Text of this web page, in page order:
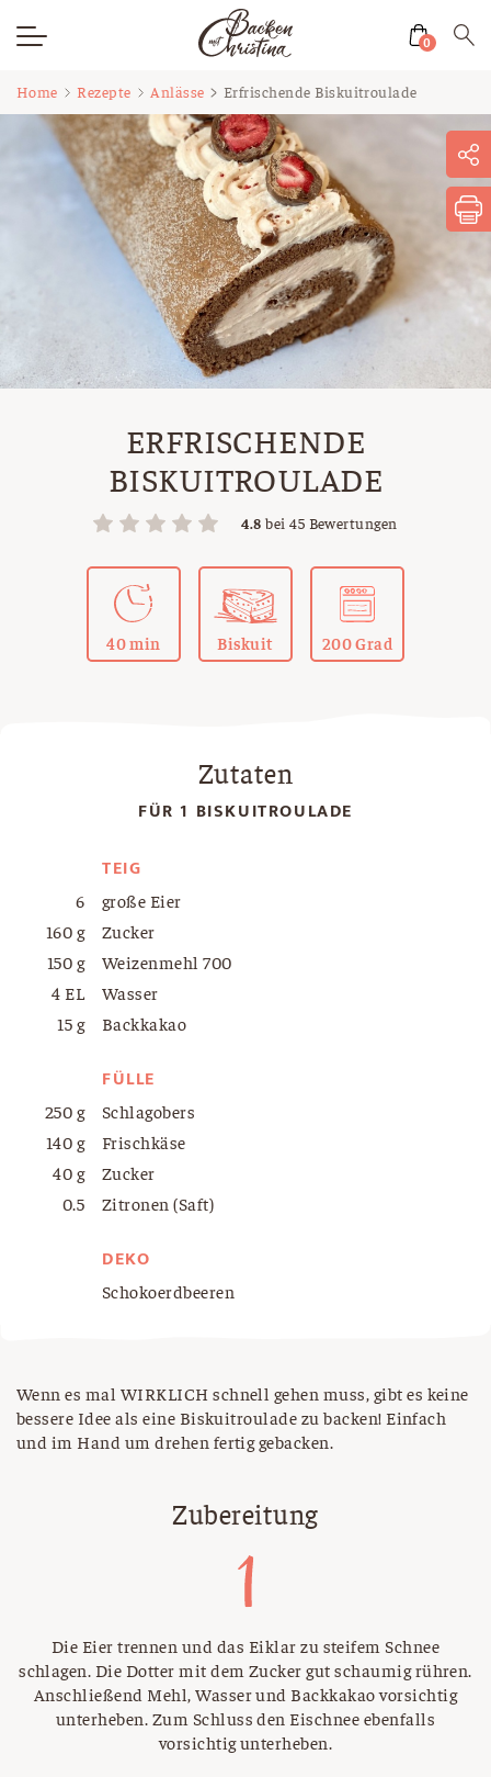
springen
0
Home Rezepte Anlässe Erfrischende Biskuitroulade
ERFRISCHENDE
BISKUITROULADE
4.8 bei45 Bewertungen
40 min Biskuit 200 Grad
Zutaten
FÜR 1 BISKUITROULADE
TEIG
6
große Eier
160 g
Zucker
150 g
Weizenmehl 700
4 EL
Wasser
15 g
Backkakao
FÜLLE
250 g
Schlagobers
140 g
Frischkäse
40 g
Zucker
0.5
Zitronen (Saft)
DEKO
Schokoerdbeeren
Wenn es mal WIRKLICH schnell gehen muss, gibt es keine
bessere Idee als eine Biskuitroulade zu backen! Einfach
und im Hand um drehen fertig gebacken.
Zubereitung
Die Eier trennen und das Eiklar zu steifem Schnee
schlagen. Die Dotter mit dem Zucker gut schaumig rühren.
Anschließend Mehl, Wasser und Backkakao vorsichtig
unterheben. Zum Schluss den Eischnee ebenfalls
vorsichtig unterheben.